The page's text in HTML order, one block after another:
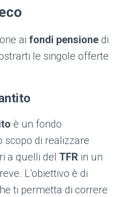
ai fondi pensione di
le singole offerte
è un fondo
scopo di realizzare
a quelli del TFR in un
L’obiettivo è di
ti permetta di correre